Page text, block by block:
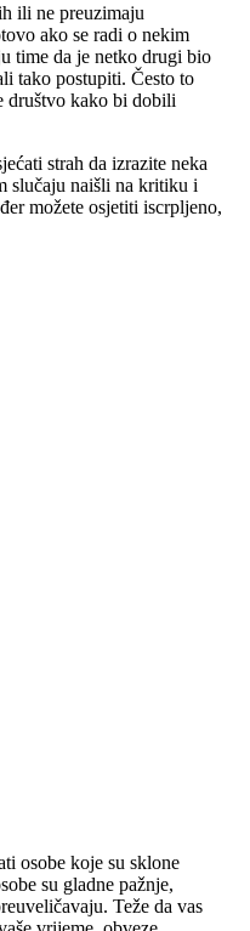
ili ne preuzimaju
ako se radi o nekim
time da je netko drugi bio
tako postupiti. Često to
društvo kako bi dobili
strah da izrazite neka
slučaju naišli na kritiku i
možete osjetiti iscrpljeno,
osobe koje su sklone
su gladne pažnje,
Teže da vas